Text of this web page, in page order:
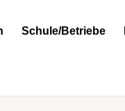
Schule/Betriebe